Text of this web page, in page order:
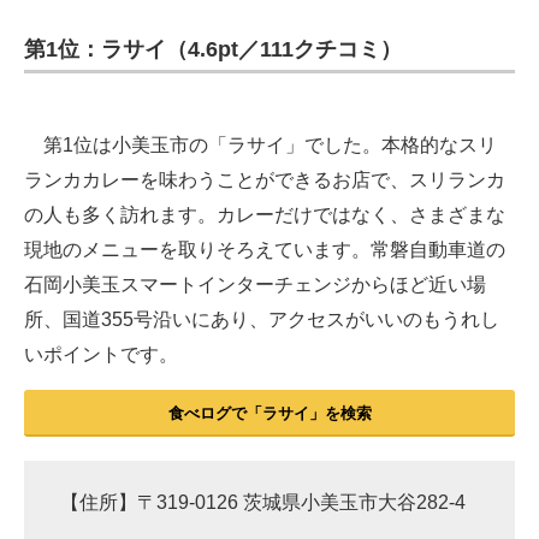
第1位：ラサイ（4.6pt／111クチコミ）
第1位は小美玉市の「ラサイ」でした。本格的なスリ
ランカカレーを味わうことができるお店で、スリランカ
の人も多く訪れます。カレーだけではなく、さまざまな
現地のメニューを取りそろえています。常磐自動車道の
石岡小美玉スマートインターチェンジからほど近い場
所、国道355号沿いにあり、アクセスがいいのもうれし
いポイントです。
食べログで「ラサイ」を検索
【住所】〒319-0126 茨城県小美玉市大谷282-4